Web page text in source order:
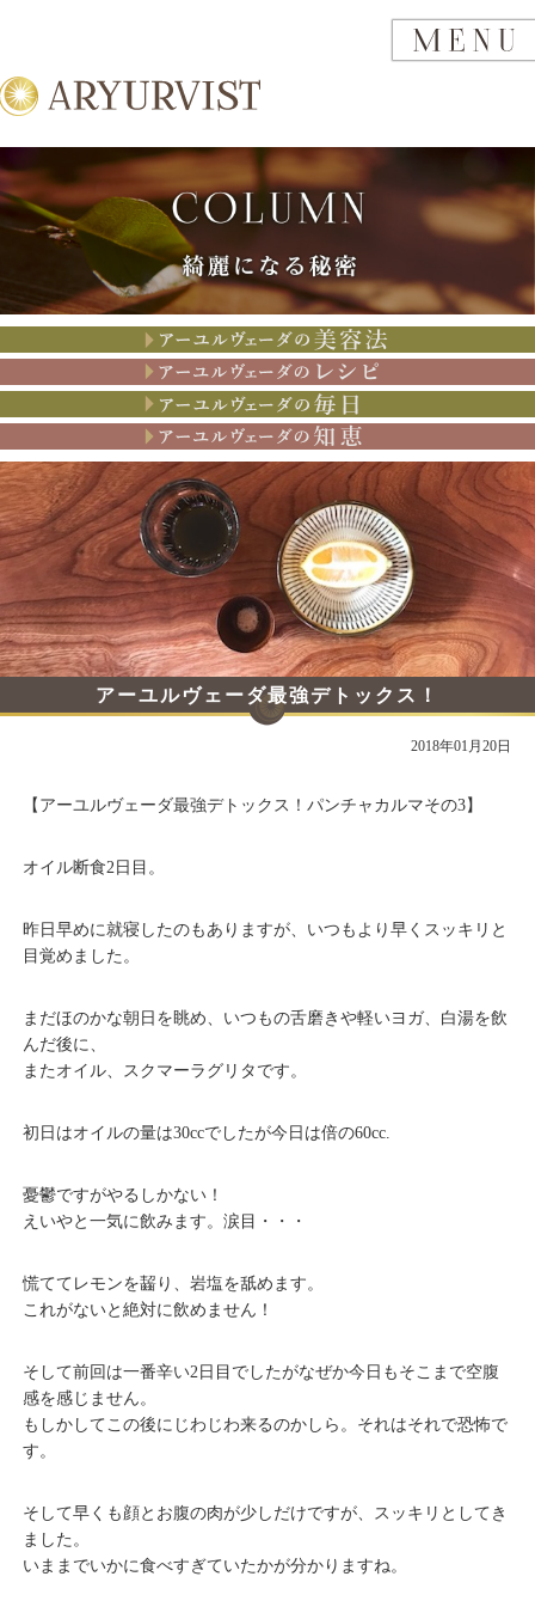
アーユルヴェーダの美容法
アーユルヴェーダのレシピ
アーユルヴェーダの思考
アーユルヴェーダの知恵
アーユルヴェーダ最強デトックス！
2018年01月20日
【アーユルヴェーダ最強デトックス！パンチャカルマその3】
オイル断食2日目。
昨日早めに就寝したのもありますが、いつもより早くスッキリと
目覚めました。
まだほのかな朝日を眺め、いつもの舌磨きや軽いヨガ、白湯を飲
んだ後に、
またオイル、スクマーラグリタです。
初日はオイルの量は30ccでしたが今日は倍の60cc.
憂鬱ですがやるしかない！
えいやと一気に飲みます。涙目・・・
慌ててレモンを齧り、岩塩を舐めます。
これがないと絶対に飲めません！
そして前回は一番辛い2日目でしたがなぜか今日もそこまで空腹
感を感じません。
もしかしてこの後にじわじわ来るのかしら。それはそれで恐怖で
す。
そして早くも顔とお腹の肉が少しだけですが、スッキリとしてき
ました。
いままでいかに食べすぎていたかが分かりますね。